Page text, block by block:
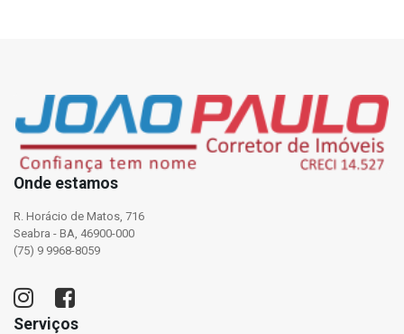
Onde estamos
R. Horácio de Matos, 716
Seabra - BA, 46900-000
(75) 9 9968-8059
Serviços